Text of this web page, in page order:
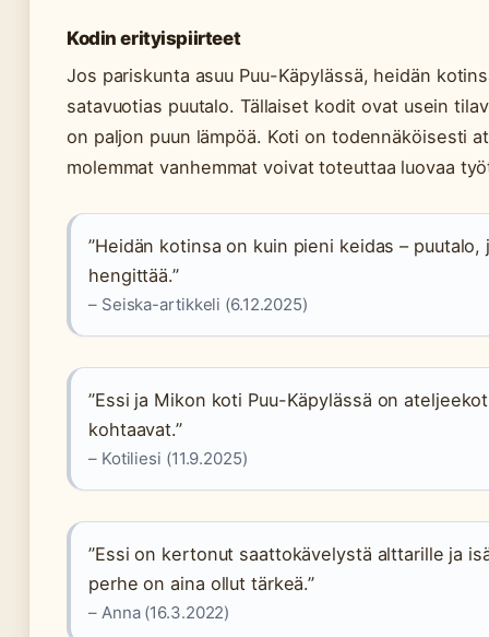
Kodin erityispiirteet
Jos pariskunta asuu Puu-Käpylässä, heidän
satavuotias puutalo. Tällaiset kodit ovat usein
on paljon puun lämpöä. Koti on todennäköisesti
molemmat vanhemmat voivat toteuttaa luovaa
”Heidän kotinsa on kuin pieni keidas – puutalo,
hengittää.”
– Seiska-artikkeli (6.12.2025)
”Essi ja Mikon koti Puu-Käpylässä on
kohtaavat.”
– Kotiliesi (11.9.2025)
”Essi on kertonut saattokävelystä alttarille ja
perhe on aina ollut tärkeä.”
– Anna (16.3.2022)